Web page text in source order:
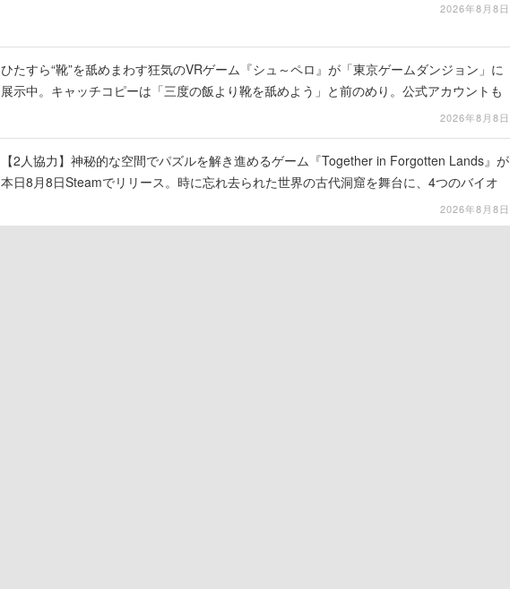
2026年8月8日
ひたすら“靴”を舐めまわす狂気のVRゲーム『シュ～ペロ』が「東京ゲームダンジョン」に
展示中。キャッチコピーは「三度の飯より靴を舐めよう」と前のめり。公式アカウントも
2026年8月8日
【2人協力】神秘的な空間でパズルを解き進めるゲーム『Together in Forgotten Lands』が
本日8月8日Steamでリリース。時に忘れ去られた世界の古代洞窟を舞台に、4つのバイオ
2026年8月8日